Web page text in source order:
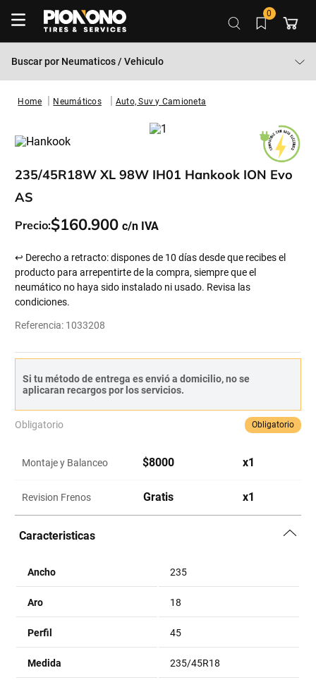
0
Buscar por Neumaticos / Vehiculo
Neumáticos Auto, Suv y Camioneta
235/45R18W XL 98W IH01 Hankook ION Evo
AS
Precio:$160.900
↩ Derecho a retracto: dispones de 10 días desde que recibes el
producto para arrepentirte de la compra, siempre que el
neumático no haya sido instalado ni usado. Revisa las
condiciones.
Referencia: 1033208
Si tu método de entrega es envió a domicilio, no se
aplicaran recargos por los servicios.
Obligatorio Obligatorio
Montaje y Balanceo $8000 x1
Revision Frenos Gratis x1
Caracteristicas
Ancho 235
Aro 18
Perfil 45
Medida 235/45R18